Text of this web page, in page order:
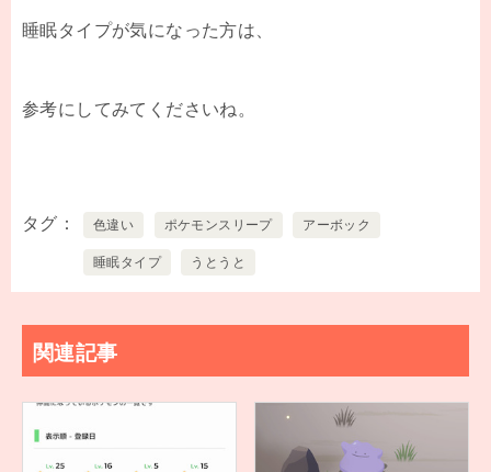
睡眠タイプが気になった方は、
参考にしてみてくださいね。
タグ 色違い ポケモンスリープ アーボック
睡眠タイプ うとうと
関連記事